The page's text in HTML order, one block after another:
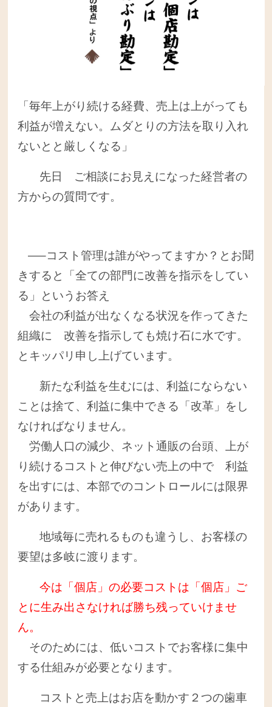
「毎年上がり続ける経費、売上は上がっても
利益が増えない。ムダとりの方法を取り入れ
ないとと厳しくなる」
先日 ご相談にお見えになった経営者の
方からの質問です。
—–コスト管理は誰がやってますか？とお聞
きすると「全ての部門に改善を指示をしてい
る」というお答え
会社の利益が出なくなる状況を作ってきた
組織に 改善を指示しても焼け石に水です。
とキッパリ申し上げています。
新たな利益を生むには、利益にならない
ことは捨て、利益に集中できる「改革」をし
なければなりません。
労働人口の減少、ネット通販の台頭、上が
り続けるコストと伸びない売上の中で 利益
を出すには、本部でのコントロールには限界
があります。
地域毎に売れるものも違うし、お客様の
要望は多岐に渡ります。
今は「個店」の必要コストは「個店」ご
とに生み出さなければ勝ち残っていけませ
ん。
そのためには、低いコストでお客様に集中
する仕組みが必要となります。
コストと売上はお店を動かす２つの歯車